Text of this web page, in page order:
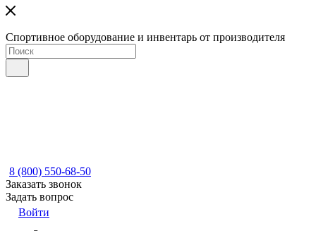
Спортивное оборудование и инвентарь от производителя
8 (800) 550-68-50
Заказать звонок
Задать вопрос
Войти